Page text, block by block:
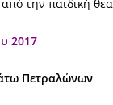
την παιδική
2017
Πετραλώνων